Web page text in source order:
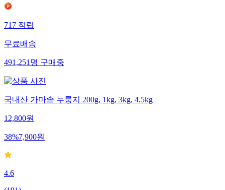
717적립
무료배송
491,251명구매중
국내산 가마솥 누룽지 200g, 1kg, 3kg, 4.5kg
12,800원
38%7,900원
4.6